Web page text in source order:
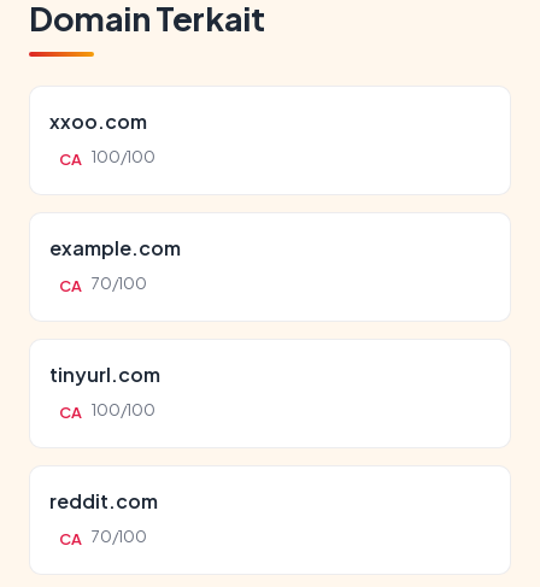
Domain Terkait
xxoo.com
CA 100/100
example.com
CA 70/100
tinyurl.com
CA 100/100
reddit.com
CA 70/100